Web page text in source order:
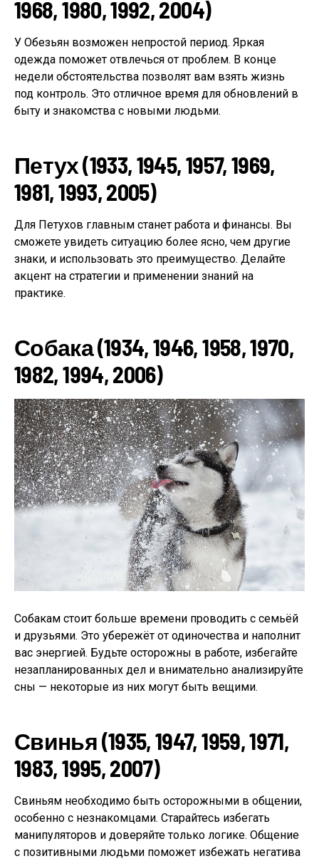
1968, 1980, 1992, 2004)
У Обезьян возможен непростой период. Яркая
одежда поможет отвлечься от проблем. В конце
недели обстоятельства позволят вам взять жизнь
под контроль. Это отличное время для обновлений в
быту и знакомства с новыми людьми.
Петух (1933, 1945, 1957, 1969,
1981, 1993, 2005)
Для Петухов главным станет работа и финансы. Вы
сможете увидеть ситуацию более ясно, чем другие
знаки, и использовать это преимущество. Делайте
акцент на стратегии и применении знаний на
практике.
Собака (1934, 1946, 1958, 1970,
1982, 1994, 2006)
Собакам стоит больше времени проводить с семьёй
и друзьями. Это убережёт от одиночества и наполнит
вас энергией. Будьте осторожны в работе, избегайте
незапланированных дел и внимательно анализируйте
сны — некоторые из них могут быть вещими.
Свинья (1935, 1947, 1959, 1971,
1983, 1995, 2007)
Свиньям необходимо быть осторожными в общении,
особенно с незнакомцами. Старайтесь избегать
манипуляторов и доверяйте только логике. Общение
с позитивными людьми поможет избежать негатива